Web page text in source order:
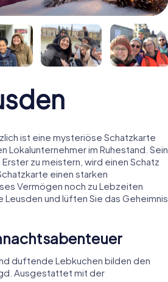
ist eine mysteriöse Schatzkarte
im Ruhestand. Sein
zu meistern, wird einen Schatz
einen starken
Vermögen noch zu Lebzeiten
und lüften Sie das Geheimnis
duftende Lebkuchen bilden den
Ausgestattet mit der